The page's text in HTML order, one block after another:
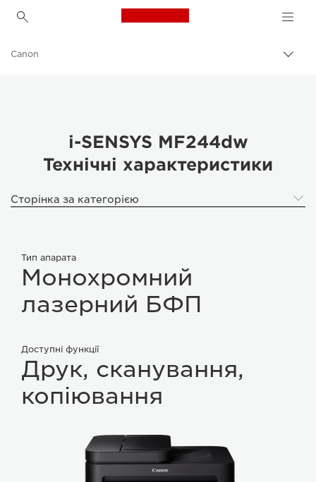
Canon Logo, back to
Canon
i-SENSYS MF244dw
Технічні характеристики
Сторінка за категорією
Тип апарата
Монохромний
лазерний БФП
Доступні функції
Друк, сканування,
копіювання